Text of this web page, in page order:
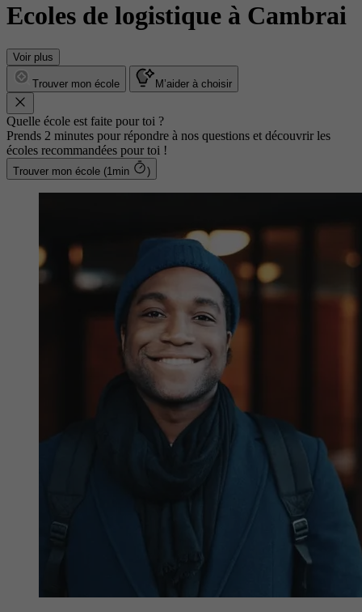
Ecoles de logistique à Cambrai
Voir plus
Trouver mon école M’aider à choisir
Quelle école est faite pour toi ?
Prends 2 minutes pour répondre à nos questions et découvrir les
écoles recommandées pour toi !
Trouver mon école (1min )